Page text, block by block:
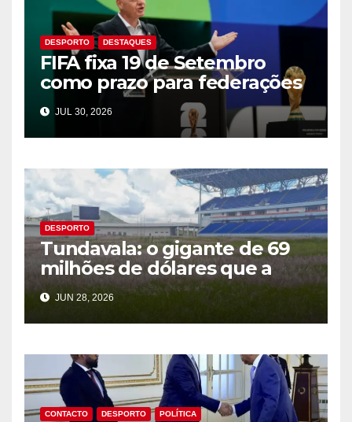
DESPORTO DESTAQUES
FIFA fixa 19 de Setembro
como prazo para federações
aprovarem plano comercial
do Mundial
JUL 30, 2026
DESPORTO
Tundavala: o gigante de 69
milhões de dólares que a
CAF rejeitou
JUN 28, 2026
CONTACTO DESPORTO POLÍTICA